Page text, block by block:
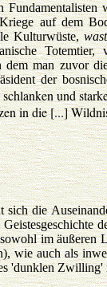
auf dem
Kulturwüste,
Totemtier,
man zuvor
der
und
in die [...]
sich die
im äußeren
wie auch als
'dunklen